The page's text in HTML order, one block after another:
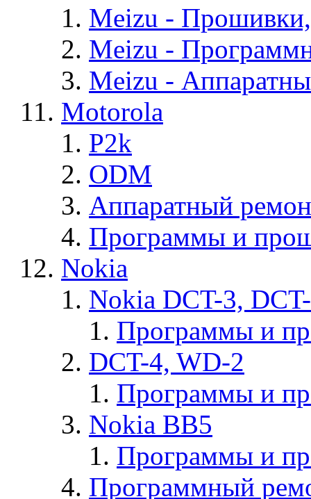
Meizu -
Meizu -
Meizu -
Motorola
P2k
ODM
Аппаратный
Программы и
Nokia
Nokia DCT-3,
Программы и
DCT-4, WD-2
Программы и
Nokia BB5
Программы и
Программный